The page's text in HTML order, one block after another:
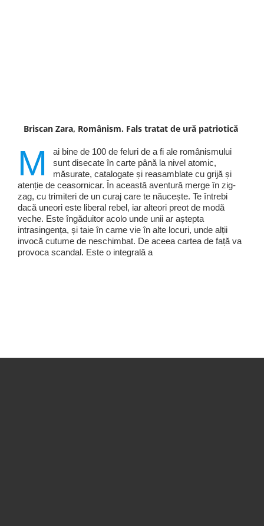
Briscan Zara, Românism. Fals tratat de ură patriotică
M
ai bine de 100 de feluri de a fi ale românismului
sunt disecate în carte până la nivel atomic,
măsurate, catalogate și reasamblate cu grijă și
atenție de ceasornicar. În această aventură merge în zig-
zag, cu trimiteri de un curaj care te năucește. Te întrebi
dacă uneori este liberal rebel, iar alteori preot de modă
veche. Este îngăduitor acolo unde unii ar aștepta
intrasingența, și taie în carne vie în alte locuri, unde alții
invocă cutume de neschimbat. De aceea cartea de față va
provoca scandal. Este o integrală a